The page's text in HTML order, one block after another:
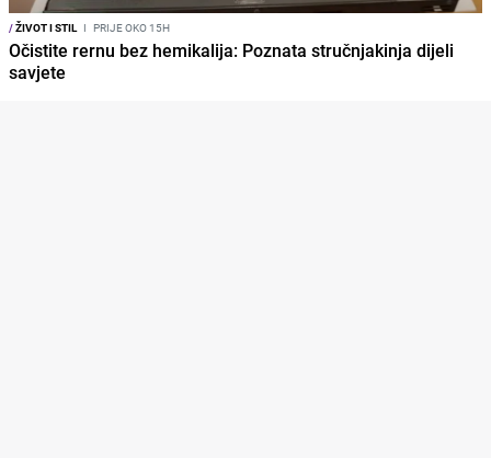
/ŽIVOT I STIL I PRIJE OKO 15H
Očistite rernu bez hemikalija: Poznata stručnjakinja dijeli
savjete